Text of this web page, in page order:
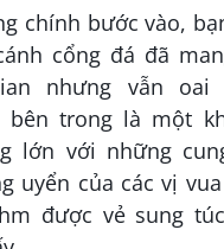
chính bước vào,
cổng đá đã
nhưng vẫn oai
trong là một
lớn với những
uyển của các vị
được vẻ sung